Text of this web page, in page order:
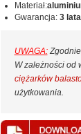
Materiał:
Gwarancja: 3 lata
UWAGA:
W zależności od
ciężarków
użytkowania.